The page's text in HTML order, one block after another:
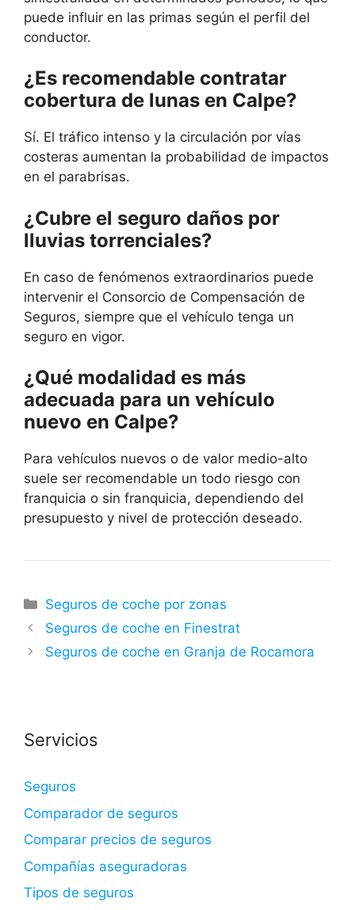
puede influir en las primas según el perfil del
conductor.
¿Es recomendable contratar
cobertura de lunas en Calpe?
Sí. El tráfico intenso y la circulación por vías
costeras aumentan la probabilidad de impactos
en el parabrisas.
¿Cubre el seguro daños por
lluvias torrenciales?
En caso de fenómenos extraordinarios puede
intervenir el Consorcio de Compensación de
Seguros, siempre que el vehículo tenga un
seguro en vigor.
¿Qué modalidad es más
adecuada para un vehículo
nuevo en Calpe?
Para vehículos nuevos o de valor medio-alto
suele ser recomendable un todo riesgo con
franquicia o sin franquicia, dependiendo del
presupuesto y nivel de protección deseado.
Categorías
Seguros de coche por zonas
Seguros de coche en Finestrat
Seguros de coche en Granja de Rocamora
Servicios
Seguros
Comparador de seguros
Comparar precios de seguros
Compañías aseguradoras
Tipos de seguros